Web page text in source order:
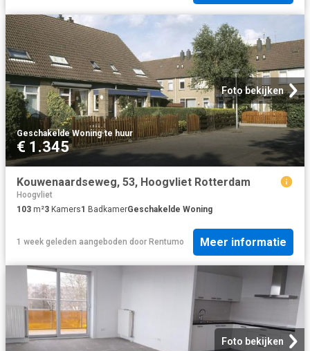
Foto bekijken
Geschakelde Woning·te huur
€ 1.345
Kouwenaardseweg, 53, Hoogvliet Rotterdam
Hoogvliet
103 m²3 Kamers1 BadkamerGeschakelde Woning
1 week geleden aangeboden door Rentumo Meer informatie
Foto bekijken